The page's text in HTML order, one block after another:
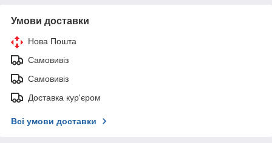
Умови доставки
Нова Пошта
Самовивіз
Самовивіз
Доставка кур'єром
Всі умови доставки